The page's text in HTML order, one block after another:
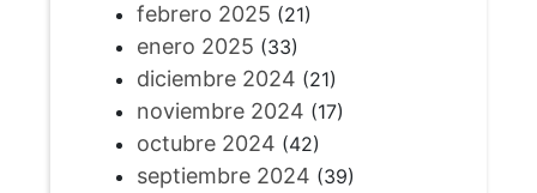
febrero 2025 (21)
enero 2025 (33)
diciembre 2024 (21)
noviembre 2024 (17)
octubre 2024 (42)
septiembre 2024 (39)